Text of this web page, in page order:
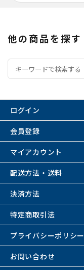
他の商品を探す
ログイン
会員登録
マイアカウント
配送方法・送料
決済方法
特定商取引法
プライバシーポリシー
お問い合わせ